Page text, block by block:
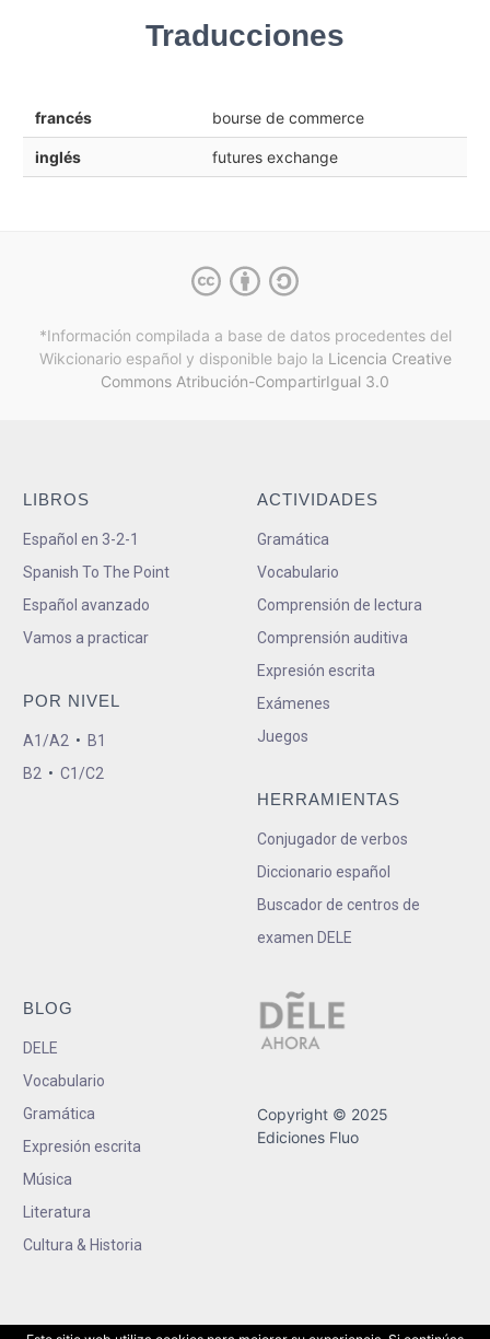
Traducciones
francés bourse de commerce
inglés futures exchange
*Información compilada a base de datos procedentes del
Wikcionario español y disponible bajo la Licencia Creative
Commons Atribución-CompartirIgual 3.0
LIBROS
Español en 3-2-1
Spanish To The Point
Español avanzado
Vamos a practicar
POR NIVEL
A1/A2 • B1
B2 • C1/C2
ACTIVIDADES
Gramática
Vocabulario
Comprensión de lectura
Comprensión auditiva
Expresión escrita
Exámenes
Juegos
HERRAMIENTAS
Conjugador de verbos
Diccionario español
Buscador de centros de
examen DELE
BLOG
DELE
Vocabulario
Gramática
Expresión escrita
Música
Literatura
Cultura & Historia
Copyright © 2025
Ediciones Fluo